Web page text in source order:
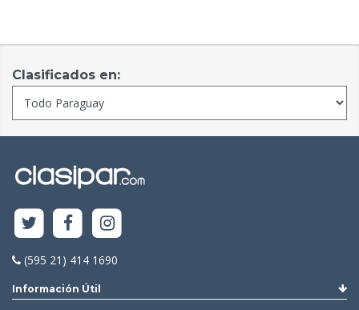
Clasificados en:
(595 21) 414 1690
Información Útil